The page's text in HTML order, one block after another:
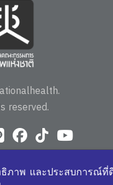
reserved.
ธิภาพ และประสบการณ์